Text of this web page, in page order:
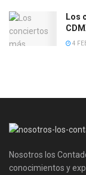
Los
4
Nosotros los
conocimientos y